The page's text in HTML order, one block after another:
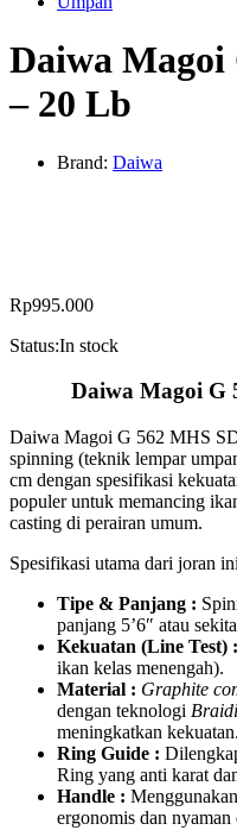
Daiwa Magoi
– 20 Lb
Brand: Daiwa
Rp995.000
Status:In stock
Daiwa Magoi G
Daiwa Magoi G 562 MHS
spinning (teknik lempar
cm dengan spesifikasi
populer untuk memancing
casting di perairan umum.
Spesifikasi utama dari joran
Tipe & Panjang :
panjang 5’6″ atau
Kekuatan (Line Test) :
ikan kelas menengah).
Material : Graphite
dengan teknologi
meningkatkan kekuatan.
Ring Guide :
Ring yang anti karat
Handle :
ergonomis dan nyaman